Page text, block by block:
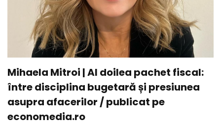
Mihaela Mitroi | Al doilea pachet fiscal:
între disciplina bugetară și presiunea
asupra afacerilor / publicat pe
economedia.ro